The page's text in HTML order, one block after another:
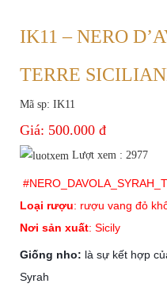
IK11 – NERO
TERRE
Mã sp: IK11
Giá: 500.000 đ
Lượt xem : 2977
#
Loại rượu: rượu vang đỏ
Nơi sản xuất: Sicily
Giống nho: là sự kết hợp
Syrah